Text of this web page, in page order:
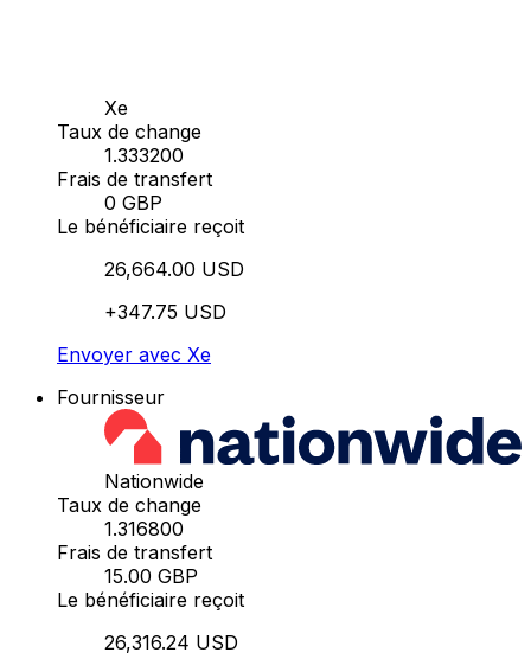
Xe
Taux de change
1.333200
Frais de transfert
0 GBP
Le bénéficiaire reçoit
26,664.00 USD
+347.75 USD
Envoyer avec Xe
Fournisseur
Nationwide
Taux de change
1.316800
Frais de transfert
15.00 GBP
Le bénéficiaire reçoit
26,316.24 USD